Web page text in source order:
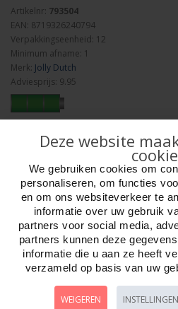
Artikelnr: 793504
EAN: 8719326240794
Verpakkingseenheid: 12
Minimum afname: 1
Merk: Jolly Dutch
Adviesprijs: 9.95
Omschrijving Foto hoge resolutie
If It Fits - Kaartspel JD
Katten weten zich in de kleinste doosjes
gevoel hebt dat ze vloeibaar zijn! Kleine
schuine dozen en eigenlijk in elke vorm.
Deze website
We gebruiken cookies om
personaliseren, om functies
en om ons websiteverkeer te
informatie over uw gebruik
partners voor social media,
partners kunnen deze
informatie die u aan ze heeft
verzameld op basis van uw
WEIGEREN INSTELLINGEN